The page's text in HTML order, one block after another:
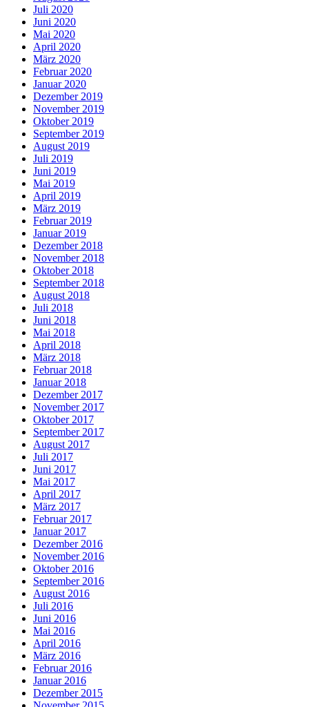
Juli 2020
Juni 2020
Mai 2020
April 2020
März 2020
Februar 2020
Januar 2020
Dezember 2019
November 2019
Oktober 2019
September 2019
August 2019
Juli 2019
Juni 2019
Mai 2019
April 2019
März 2019
Februar 2019
Januar 2019
Dezember 2018
November 2018
Oktober 2018
September 2018
August 2018
Juli 2018
Juni 2018
Mai 2018
April 2018
März 2018
Februar 2018
Januar 2018
Dezember 2017
November 2017
Oktober 2017
September 2017
August 2017
Juli 2017
Juni 2017
Mai 2017
April 2017
März 2017
Februar 2017
Januar 2017
Dezember 2016
November 2016
Oktober 2016
September 2016
August 2016
Juli 2016
Juni 2016
Mai 2016
April 2016
März 2016
Februar 2016
Januar 2016
Dezember 2015